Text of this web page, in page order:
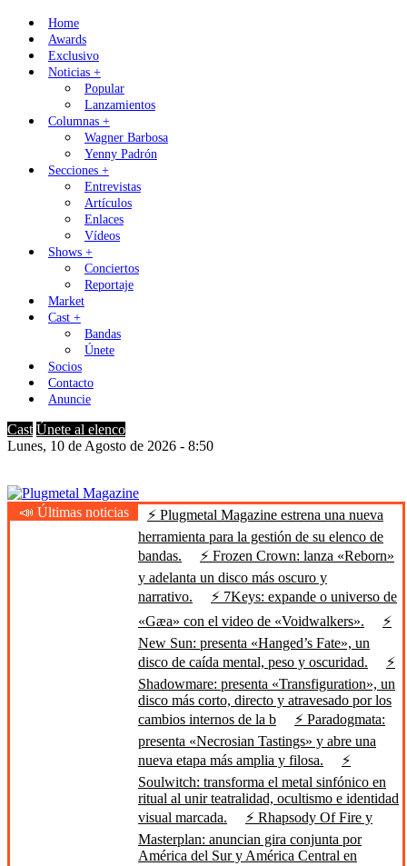
Skip
content
Home
Awards
Exclusivo
Noticias +
Popular
Lanzamientos
Columnas +
Wagner Barbosa
Yenny Padrón
Secciones +
Entrevistas
Artículos
Enlaces
Vídeos
Shows +
Conciertos
Reportaje
Market
Cast +
Bandas
Únete
Socios
Contacto
Anuncie
Cast Únete al elenco
Lunes, 10 de Agosto de 2026 - 8:50
Plugmetal Magazine
Heavy Metal is Life
📣 Últimas noticias
⚡ Plugmetal Magazine estrena una nueva
herramienta para la gestión de su elenco de
bandas.
⚡ Frozen Crown: lanza «Reborn»
y adelanta un disco más oscuro y
narrativo.
⚡ 7Keys: expande o universo de
«Gæa» con el video de «Voidwalkers».
⚡
New Sun: presenta «Hanged’s Fate», un
disco de caída mental, peso y oscuridad.
⚡
Shadowmare: presenta «Transfiguration», un
disco más corto, directo y atravesado por los
cambios internos de la b
⚡ Paradogmata:
presenta «Necrosian Tastings» y abre una
nueva etapa más amplia y filosa.
⚡
Soulwitch: transforma el metal sinfónico en
ritual al unir teatralidad, ocultismo e identidad
visual marcada.
⚡ Rhapsody Of Fire y
Masterplan: anuncian gira conjunta por
América del Sur y América Central en